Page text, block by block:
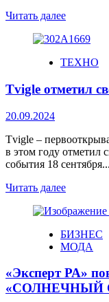
Читать далее
ТЕХНО
Tvigle отметил
20.09.2024
Tvigle –
в этом году отметил
события 18 сентября...
Читать далее
БИЗНЕС
МОДА
«Эксперт РА»
«СОЛНЕЧНЫЙ